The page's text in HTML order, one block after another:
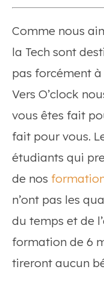
Comme nous
la Tech sont
pas forcément
Vers O’clock
vous êtes fait
fait pour vous.
étudiants qui
de nos
n’ont pas les
du temps et de
formation de 6
tireront aucun